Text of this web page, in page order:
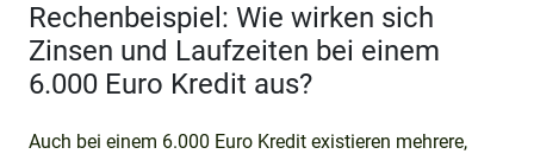
Rechenbeispiel: Wie wirken sich
Zinsen und Laufzeiten bei einem
6.000 Euro Kredit aus?
Auch bei einem 6.000 Euro Kredit existieren mehrere,